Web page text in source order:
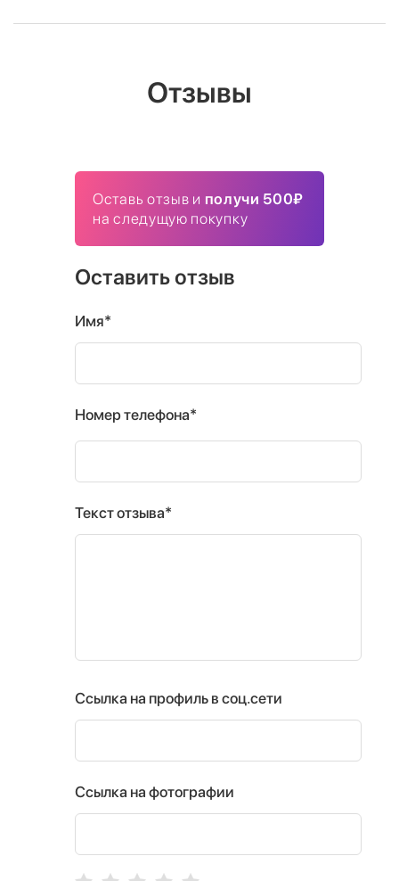
Отзывы
Оставь отзыв и получи 500₽
на следущую покупку
Оставить отзыв
Имя*
Номер телефона*
Текст отзыва*
Ссылка на профиль в соц.сети
Ссылка на фотографии